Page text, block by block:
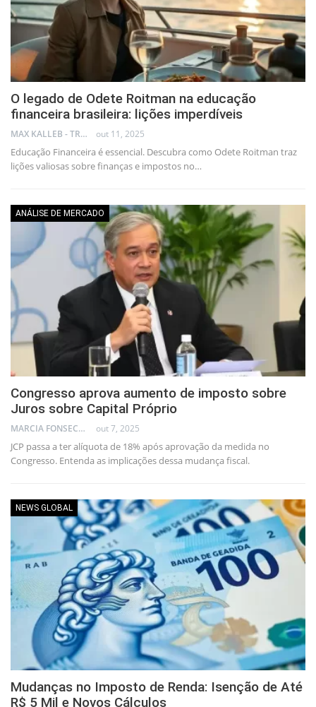
O legado de Odete Roitman na educação
financeira brasileira: lições imperdíveis
MAX KALLEB - TRADER out 11, 2025
Educação Financeira é essencial. Descubra como Odete Roitman traz
lições valiosas sobre finanças e impostos no…
ANÁLISE DE MERCADO
Congresso aprova aumento de imposto sobre
Juros sobre Capital Próprio
MARCIA FONSECA - FINANCIAL CONSULTANT out 7, 2025
JCP passa a ter alíquota de 18% após aprovação da medida no
Congresso. Entenda as implicações dessa mudança fiscal.
NEWS GLOBAL
Mudanças no Imposto de Renda: Isenção de Até
R$ 5 Mil e Novos Cálculos